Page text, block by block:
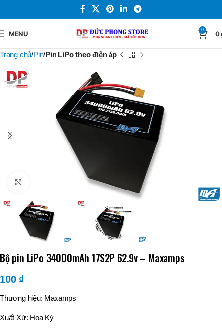
MENU 0 0
Trang chủ Pin Pin LiPo theo điện áp
Bộ pin LiPo 34000mAh 17S2P 62.9v – Maxamps
100 ₫
Thương hiệu: Maxamps
Xuất Xứ: Hoa Kỳ